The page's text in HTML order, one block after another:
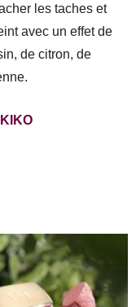
les taches et
avec un effet de
de citron, de
KIKO